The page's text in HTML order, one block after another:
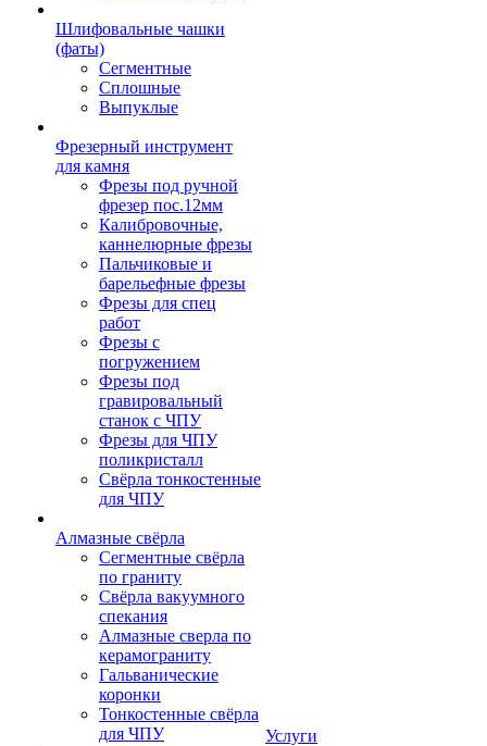
Шлифовальные чашки
(фаты)
Сегментные
Сплошные
Выпуклые
Фрезерный инструмент
для камня
Фрезы под ручной
фрезер пос.12мм
Калибровочные,
каннелюрные фрезы
Пальчиковые и
барельефные фрезы
Фрезы для спец
работ
Фрезы с
погружением
Фрезы под
гравировальный
станок с ЧПУ
Фрезы для ЧПУ
поликристалл
Свёрла тонкостенные
для ЧПУ
Алмазные свёрла
Сегментные свёрла
по граниту
Свёрла вакуумного
спекания
Алмазные сверла по
керамограниту
Гальванические
коронки
Тонкостенные свёрла
для ЧПУ
Услуги